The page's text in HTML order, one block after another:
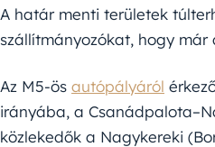
A határ menti területek
szállítmányozókat, hogy
Az M5-ös autópályáról
irányába, a
közlekedők a Nagykereki